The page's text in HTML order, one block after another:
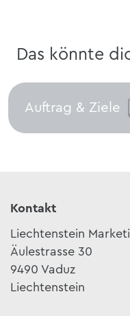
Das könnte
Auftrag & Ziele
Kontakt
Liechtenstein
Äulestrasse 30
9490 Vaduz
Liechtenstein